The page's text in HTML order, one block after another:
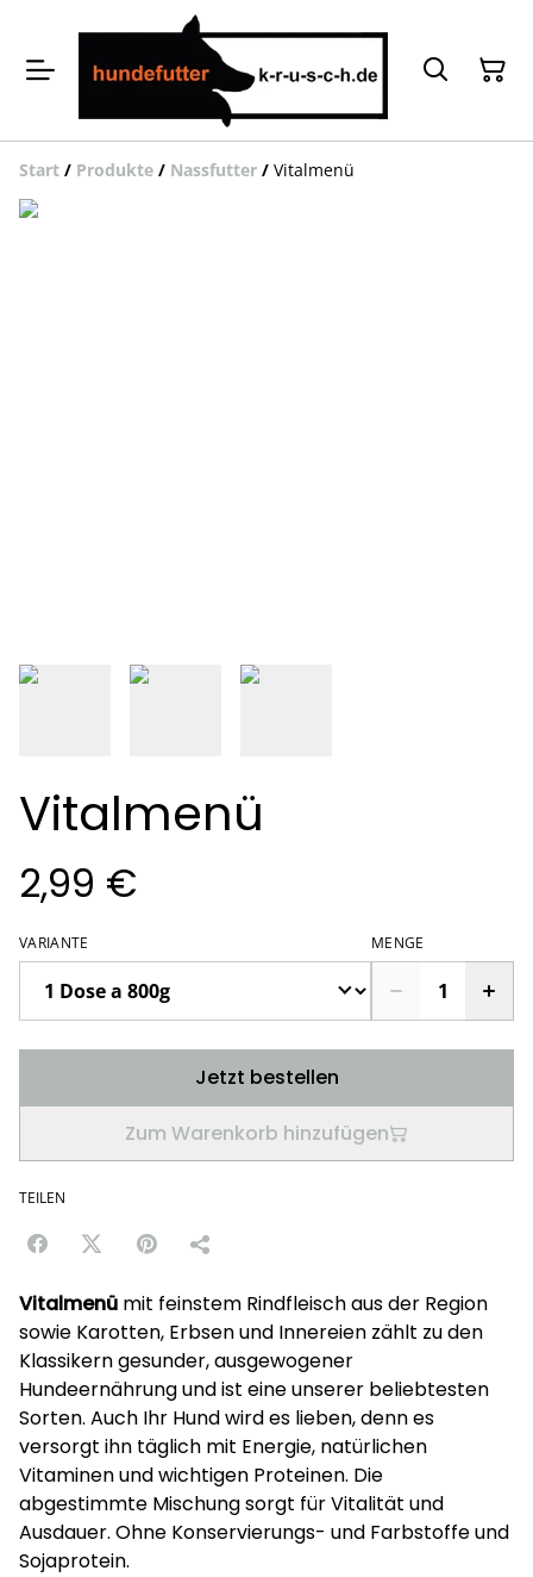
Start / Produkte / Nassfutter / Vitalmenü
Vitalmenü
2,99 €
VARIANTE MENGE
Jetzt bestellen
Zum Warenkorb hinzufügen
TEILEN
Vitalmenü mit feinstem Rindfleisch aus der Region
sowie Karotten, Erbsen und Innereien zählt zu den
Klassikern gesunder, ausgewogener
Hundeernährung und ist eine unserer beliebtesten
Sorten. Auch Ihr Hund wird es lieben, denn es
versorgt ihn täglich mit Energie, natürlichen
Vitaminen und wichtigen Proteinen. Die
abgestimmte Mischung sorgt für Vitalität und
Ausdauer. Ohne Konservierungs- und Farbstoffe und
Sojaprotein.